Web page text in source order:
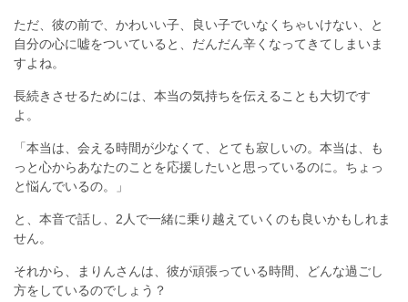
ただ、彼の前で、かわいい子、良い子でいなくちゃいけない、と
自分の心に嘘をついていると、だんだん辛くなってきてしまいま
すよね。
長続きさせるためには、本当の気持ちを伝えることも大切です
よ。
「本当は、会える時間が少なくて、とても寂しいの。本当は、も
っと心からあなたのことを応援したいと思っているのに。ちょっ
と悩んでいるの。」
と、本音で話し、2人で一緒に乗り越えていくのも良いかもしれま
せん。
それから、まりんさんは、彼が頑張っている時間、どんな過ごし
方をしているのでしょう？